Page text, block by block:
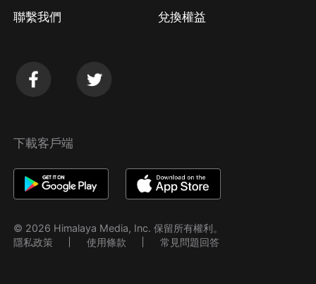
聯繫我們 兌換權益
下載客戶端
© 2026 Himalaya Media, Inc. 保留所有權利。
隱私政策
使用條款 常見問題回答